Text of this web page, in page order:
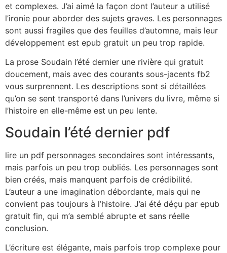
et complexes. J’ai aimé la façon dont l’auteur a utilisé
l’ironie pour aborder des sujets graves. Les personnages
sont aussi fragiles que des feuilles d’automne, mais leur
développement est epub gratuit un peu trop rapide.
La prose Soudain l’été dernier une rivière qui gratuit
doucement, mais avec des courants sous-jacents fb2
vous surprennent. Les descriptions sont si détaillées
qu’on se sent transporté dans l’univers du livre, même si
l’histoire en elle-même est un peu lente.
Soudain l’été dernier pdf
lire un pdf personnages secondaires sont intéressants,
mais parfois un peu trop oubliés. Les personnages sont
bien créés, mais manquent parfois de crédibilité.
L’auteur a une imagination débordante, mais qui ne
convient pas toujours à l’histoire. J’ai été déçu par epub
gratuit fin, qui m’a semblé abrupte et sans réelle
conclusion.
L’écriture est élégante, mais parfois trop complexe pour